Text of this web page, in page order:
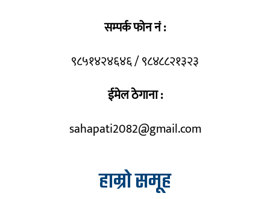
सम्पर्क फोन नं :
९८५१४२४६४६ / ९८४८८२१३२३
ईमेल ठेगाना :
sahapati2082@gmail.com
हाम्रो समूह